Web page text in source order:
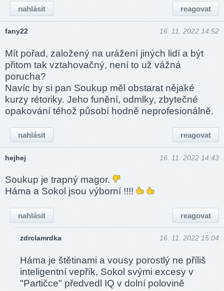
reagovat
nahlásit
fany22 16. 11. 2022 14:52
Mít pořad, založený na urážení jiných lidí a být
přitom tak vztahovačný, není to už vážná
porucha?
Navíc by si pan Soukup měl obstarat nějaké
kurzy rétoriky. Jeho funění, odmlky, zbytečné
opakování téhož působí hodně neprofesionálně.
reagovat
nahlásit
hejhej 16. 11. 2022 14:43
Soukup je trapný magor.
Háma a Sokol jsou výborní !!!!
reagovat
nahlásit
zdrclamrdka 16. 11. 2022 15:04
Háma je štětinami a vousy porostlý ne příliš
inteligentní vepřík, Sokol svými excesy v
"Partičce" předvedl IQ v dolní polovině